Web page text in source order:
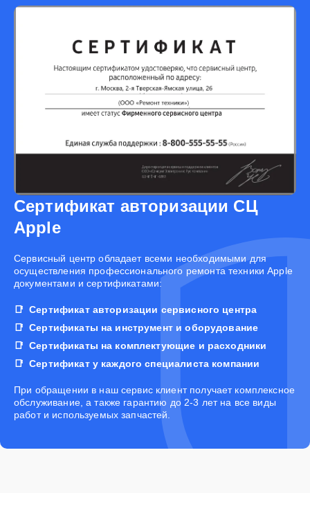
Сертификат авторизации СЦ
Apple
Cервисный центр обладает всеми необходимыми для
осуществления профессионального ремонта техники Apple
документами и сертификатами:
Сертификат авторизации сервисного центра
Сертификаты на инструмент и оборудование
Сертификаты на комплектующие и расходники
Сертификат у каждого специалиста компании
При обращении в наш сервис клиент получает комплексное
обслуживание, а также гарантию до 2-3 лет на все виды
работ и используемых запчастей.